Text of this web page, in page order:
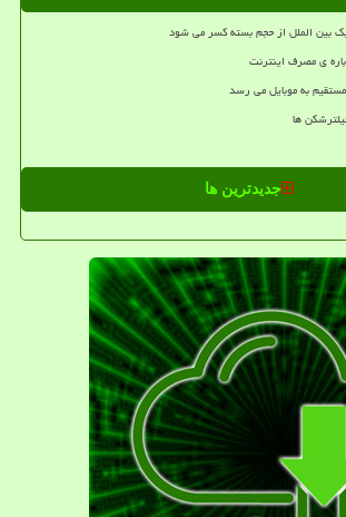
بین الملل از حجم بسته کسر می شود
ی مصرف اینترنت
مستقیم به موبایل می رسد
ها
جدیدترین ها